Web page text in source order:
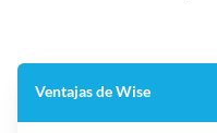
Ventajas de Wise